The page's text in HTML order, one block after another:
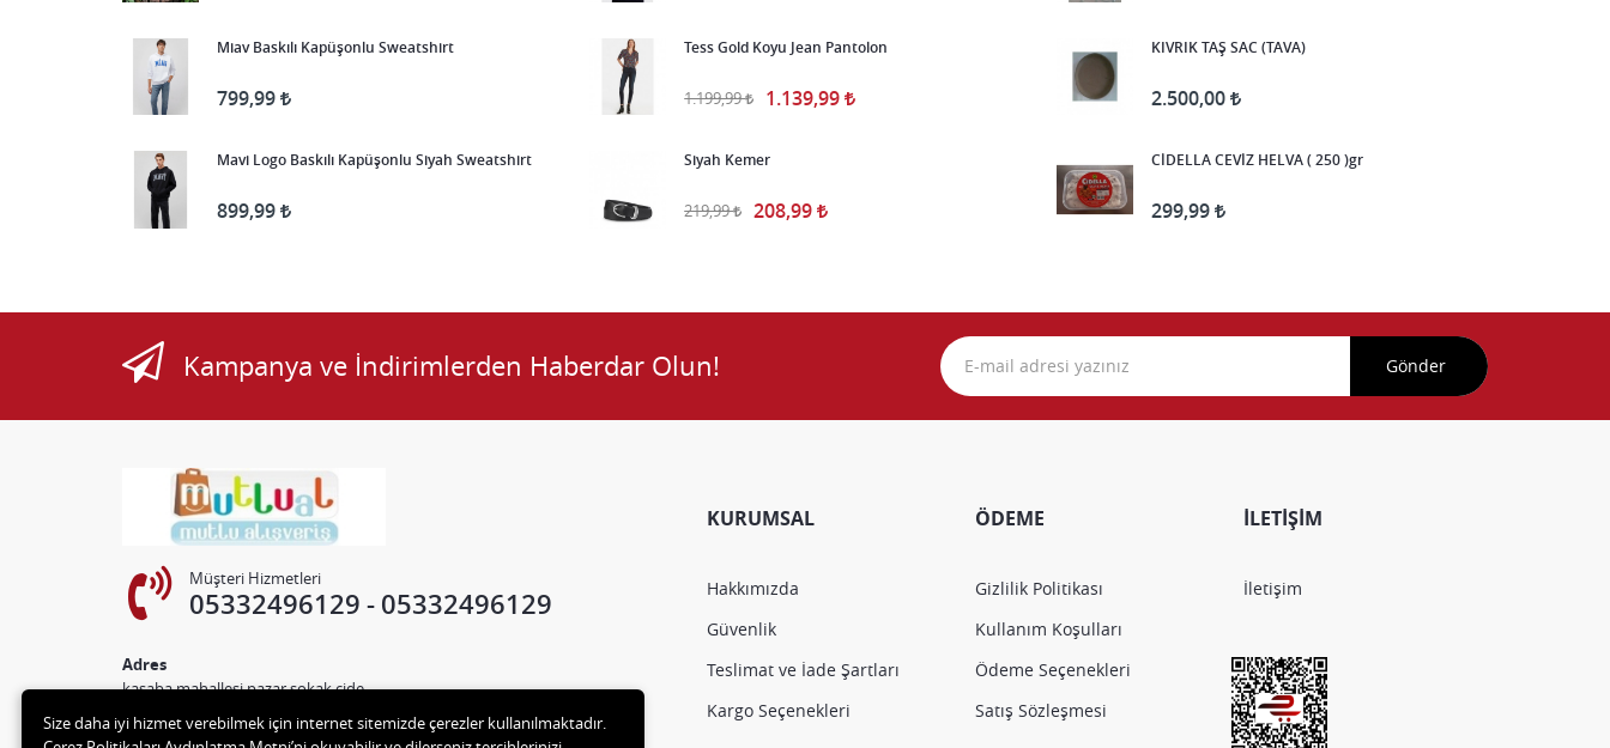
Miav Baskılı Kapüşonlu Sweatshirt
799,99
Mavi Logo Baskılı Kapüşonlu Siyah Sweatshirt
899,99
Tess Gold Koyu Jean Pantolon
1.199,99 1.139,99
Siyah Kemer
219,99 208,99
KIVRIK TAŞ SAC (TAVA)
2.500,00
CİDELLA CEVİZ HELVA ( 250 )gr
299,99
Kampanya ve İndirimlerden Haberdar Olun! Gönder
Müşteri Hizmetleri
05332496129 05332496129
Adres
kasaba mahallesi pazar sokak cide
KURUMSAL
Hakkımızda
Güvenlik
Teslimat ve İade Şartları
Kargo Seçenekleri
ÖDEME
Gizlilik Politikası
Kullanım Koşulları
Ödeme Seçenekleri
Satış Sözleşmesi
İLETİŞİM
İletişim
Size daha iyi hizmet verebilmek için internet sitemizde çerezler kullanılmaktadır.